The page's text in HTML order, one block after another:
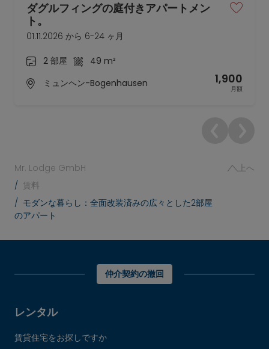
ダグルフィングの庭付きアパートメン
ト。
01.11.2026 から 6-24 ヶ月
2 部屋
49 m²
ミュンヘン-Bogenhausen
1,900
月額
Mr. Lodge GmbH
賃料
モダンな暮らし：全面改装済みの広々とした2部屋
のアパート
上へ
仲介契約の撤回
レンタル
賃貸住宅をお探しですか